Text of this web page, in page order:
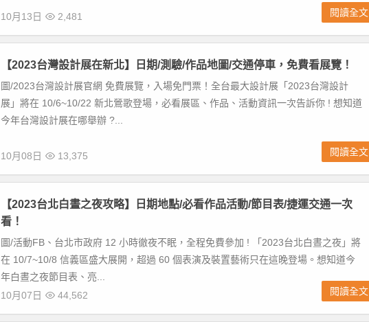
10月13日 2,481 閱讀全文
【2023台灣設計展在新北】日期/測驗/作品地圖/交通停車，免費看展覽！
圖/2023台灣設計展官網 免費展覽，入場免門票！全台最大設計展「2023台灣設計
展」將在 10/6~10/22 新北鶯歌登場，必看展區、作品、活動資訊一次告訴你 ! 想知道
今年台灣設計展在哪舉辦 ?...
10月08日 13,375 閱讀全文
【2023台北白晝之夜攻略】日期地點/必看作品活動/節目表/捷運交通一次
看！
圖/活動FB、台北市政府 12 小時徹夜不眠，全程免費參加 ! 「2023台北白晝之夜」將
在 10/7~10/8 信義區盛大展開，超過 60 個表演及裝置藝術只在這晚登場。想知道今
年白晝之夜節目表、亮...
10月07日
44,562 閱讀全文